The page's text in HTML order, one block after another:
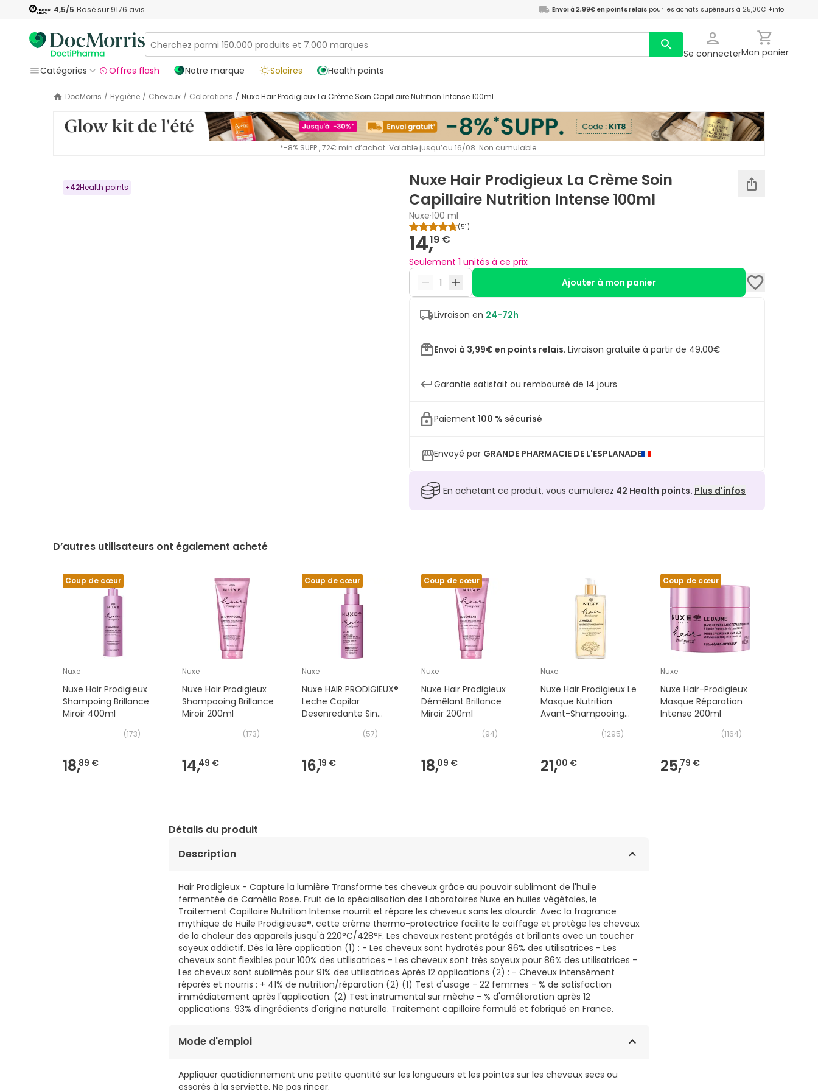
4,5/5 Basé sur 9176 avis Envoi à 2,99€ en points relais pour les achats supérieurs à 25,00€ +info
Se connecterMon panier
Catégories
Offres flash Notre marque Solaires Health points
DocMorris / Hygiène / Cheveux / Colorations / Nuxe Hair Prodigieux La Crème Soin Capillaire Nutrition Intense 100ml
*-8% SUPP., 72€ min d’achat. Valable jusqu’au 16/08. Non cumulable.
+42Health points
Nuxe Hair Prodigieux La Crème Soin
Capillaire Nutrition Intense 100ml
Nuxe·100 ml
(51)
14,19 €
Seulement 1 unités à ce prix
Ajouter à mon panier
Livraison en 24-72h
Envoi à 3,99€ en points relais. Livraison gratuite à partir de 49,00€
Garantie satisfait ou remboursé de 14 jours
Paiement 100 % sécurisé
Envoyé par GRANDE PHARMACIE DE L'ESPLANADE
En achetant ce produit, vous cumulerez 42 Health points. Plus d'infos
D’autres utilisateurs ont également acheté
Coup de cœur
Nuxe
Nuxe Hair Prodigieux
Shampoing Brillance
Miroir 400ml
(173)
18,89 €
Nuxe
Nuxe Hair Prodigieux
Shampooing Brillance
Miroir 200ml
(173)
14,49 €
Coup de cœur
Nuxe
Nuxe HAIR PRODIGIEUX®
Leche Capilar
Desenredante Sin
(57)
16,19 €
Coup de cœur
Nuxe
Nuxe Hair Prodigieux
Démêlant Brillance
Miroir 200ml
(94)
18,09 €
Nuxe
Nuxe Hair Prodigieux Le
Masque Nutrition
Avant-Shampooing
(1295)
21,00 €
Coup de cœur
Nuxe
Nuxe Hair-Prodigieux
Masque Réparation
Intense 200ml
(1164)
25,79 €
Détails du produit
Description
Hair Prodigieux - Capture la lumière Transforme tes cheveux grâce au pouvoir sublimant de l'huile
fermentée de Camélia Rose. Fruit de la spécialisation des Laboratoires Nuxe en huiles végétales, le
Traitement Capillaire Nutrition Intense nourrit et répare les cheveux sans les alourdir. Avec la fragrance
mythique de Huile Prodigieuse®, cette crème thermo-protectrice facilite le coiffage et protège les cheveux
de la chaleur des appareils jusqu'à 220°C/428°F. Les cheveux restent protégés et brillants avec un toucher
soyeux addictif. Dès la 1ère application (1) : - Les cheveux sont hydratés pour 86% des utilisatrices - Les
cheveux sont flexibles pour 100% des utilisatrices - Les cheveux sont très soyeux pour 86% des utilisatrices -
Les cheveux sont sublimés pour 91% des utilisatrices Après 12 applications (2) : - Cheveux intensément
réparés et nourris : + 41% de nutrition/réparation (2) (1) Test d'usage - 22 femmes - % de satisfaction
immédiatement après l'application. (2) Test instrumental sur mèche - % d'amélioration après 12
applications. 93% d'ingrédients d'origine naturelle. Traitement capillaire formulé et fabriqué en France.
Mode d'emploi
Appliquer quotidiennement une petite quantité sur les longueurs et les pointes sur les cheveux secs ou
essorés à la serviette. Ne pas rincer.